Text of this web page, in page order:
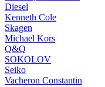
Diesel
Kenneth Cole
Skagen
Michael Kors
Q&Q
SOKOLOV
Seiko
Vacheron Constantin